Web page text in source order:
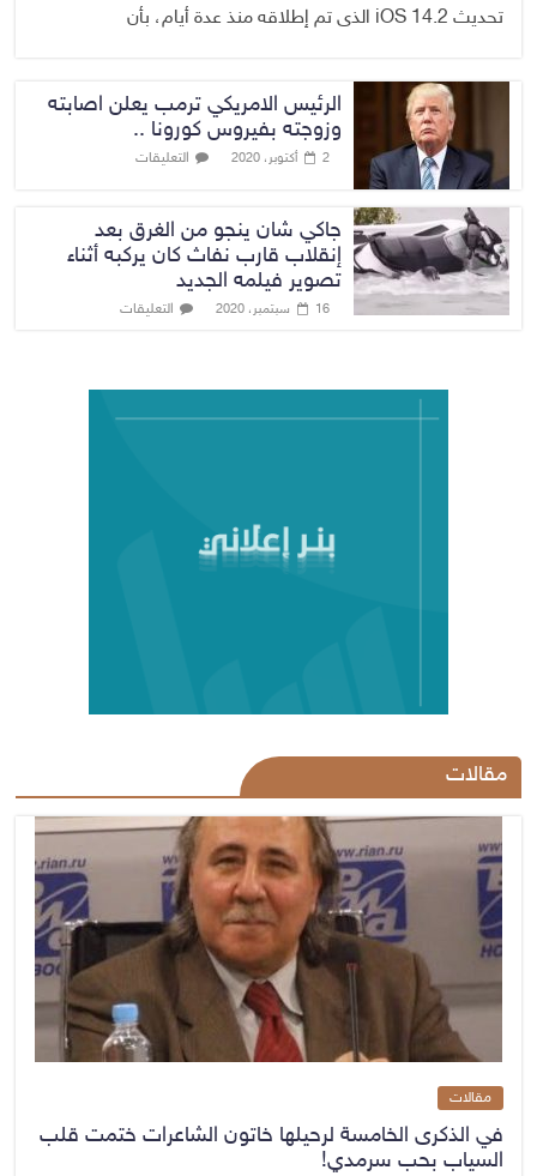
تحديث iOS 14.2 الذى تم إطلاقه منذ عدة أيام، بأن
الرئيس الامريكي ترمب يعلن اصابته
وزوجته بفيروس كورونا ..
2 أكتوبر، 2020 التعليقات
جاكي شان ينجو من الغرق بعد
إنقلاب قارب نفاث كان يركبه أثناء
تصوير فيلمه الجديد
16 سبتمبر، 2020 التعليقات
مقالات
مقالات
في الذكرى الخامسة لرحيلها خاتون الشاعرات ختمت قلب
السياب بحب سرمدي!